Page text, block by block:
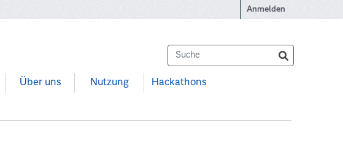
Anmelden
Über uns Nutzung Hackathons